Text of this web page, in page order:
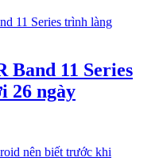
Band 11 Series
26 ngày